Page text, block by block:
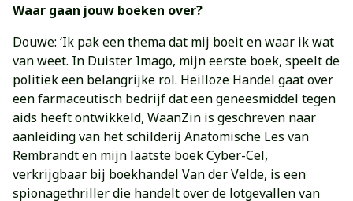
Waar gaan jouw boeken over?
Douwe: ‘Ik pak een thema dat mij boeit en waar ik wat
van weet. In Duister Imago, mijn eerste boek, speelt de
politiek een belangrijke rol. Heilloze Handel gaat over
een farmaceutisch bedrijf dat een geneesmiddel tegen
aids heeft ontwikkeld, WaanZin is geschreven naar
aanleiding van het schilderij Anatomische Les van
Rembrandt en mijn laatste boek Cyber-Cel,
verkrijgbaar bij boekhandel Van der Velde, is een
spionagethriller die handelt over de lotgevallen van